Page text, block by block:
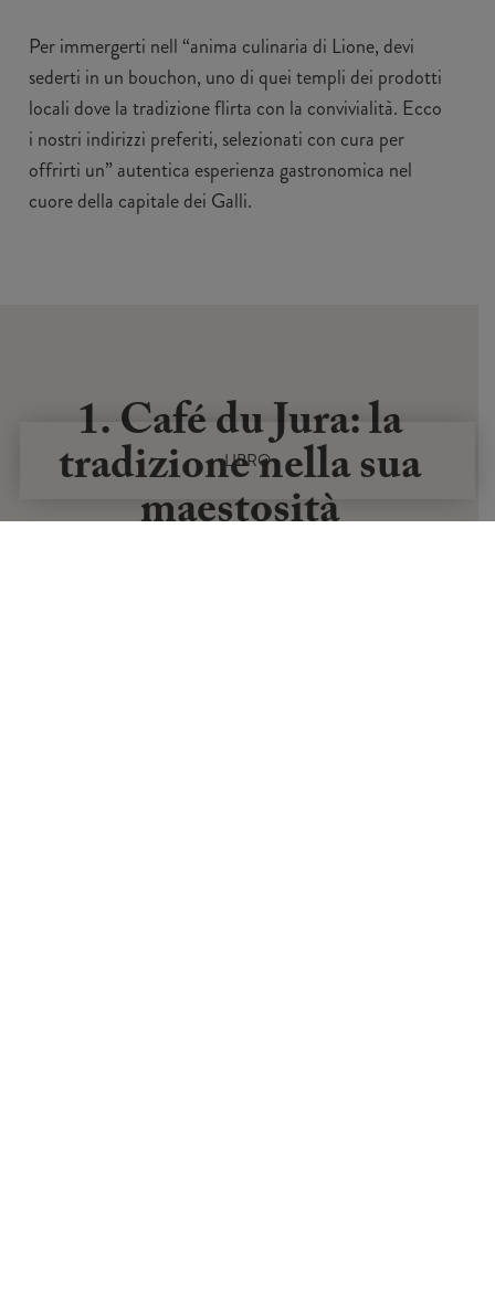
Per immergerti nell “anima culinaria di Lione, devi
sederti in un bouchon, uno di quei templi dei prodotti
locali dove la tradizione flirta con la convivialità. Ecco
i nostri indirizzi preferiti, selezionati con cura per
offrirti un” autentica esperienza gastronomica nel
cuore della capitale dei Galli.
1. Café du Jura: la
tradizione nella sua
maestosità
LIBRO